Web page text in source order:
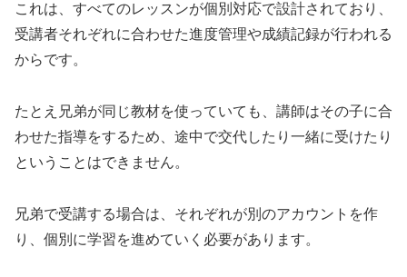
これは、すべてのレッスンが個別対応で設計されており、
受講者それぞれに合わせた進度管理や成績記録が行われる
からです。
たとえ兄弟が同じ教材を使っていても、講師はその子に合
わせた指導をするため、途中で交代したり一緒に受けたり
ということはできません。
兄弟で受講する場合は、それぞれが別のアカウントを作
り、個別に学習を進めていく必要があります。